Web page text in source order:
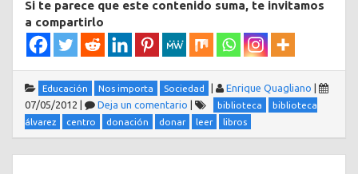
Si te parece que este contenido suma, te invitamos
a compartirlo
Educación Nos importa Sociedad Enrique Quagliano
07/05/2012
Deja un comentario biblioteca
biblioteca
álvarez
centro donación donar leer libros